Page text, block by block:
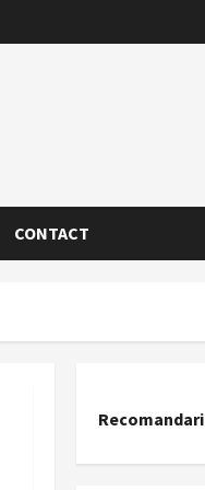
CONTACT
Recomandari